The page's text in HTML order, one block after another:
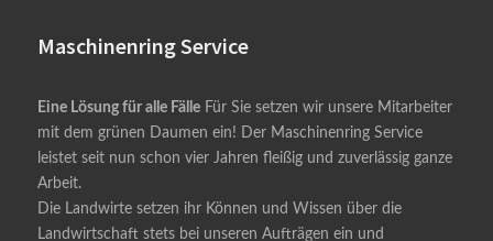
Maschinenring Service
Eine Lösung für alle Fälle Für Sie setzen wir unsere Mitarbeiter
mit dem grünen Daumen ein! Der Maschinenring Service
leistet seit nun schon vier Jahren fleißig und zuverlässig ganze
Arbeit.
Die Landwirte setzen ihr Können und Wissen über die
Landwirtschaft stets bei unseren Aufträgen ein und